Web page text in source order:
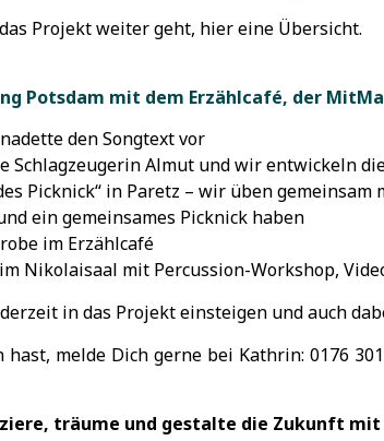
Projekt weiter geht, hier eine Übersicht.
Potsdam mit dem Erzählcafé, der
den Songtext vor
Schlagzeugerin Almut und wir entwickeln
Picknick“ in Paretz – wir üben
ein gemeinsames Picknick haben
im Erzählcafé
Nikolaisaal mit Percussion-Workshop,
in das Projekt einsteigen und auch
hast, melde Dich gerne bei Kathrin: 0176
träume und gestalte die Zukunft mit